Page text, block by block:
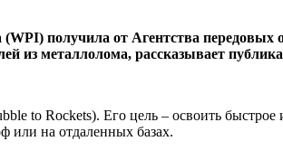
(WPI) получила от Агентства
из металлолома, рассказывает
to Rockets). Его цель – освоить
или на отдаленных базах.